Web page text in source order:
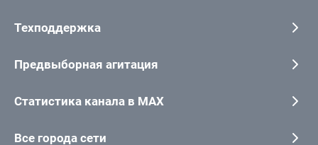
Техподдержка
Предвыборная агитация
Статистика канала в MAX
Все города сети